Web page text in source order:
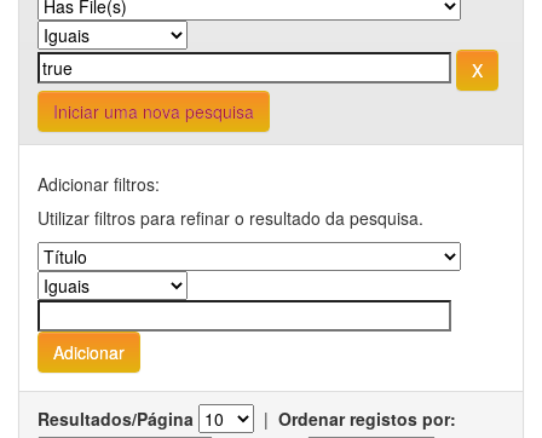
Iniciar uma nova pesquisa
Adicionar filtros:
Utilizar filtros para refinar o resultado da pesquisa.
Resultados/Página | Ordenar registos por: